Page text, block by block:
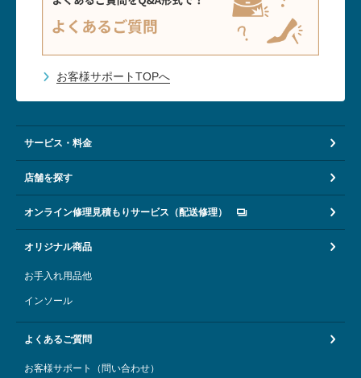
お客様サポートTOPへ
サービス・料金
店舗を探す
オンライン修理見積もりサービス（配送修理）
オリジナル商品
お手入れ用品他
インソール
よくあるご質問
お客様サポート（問い合わせ）